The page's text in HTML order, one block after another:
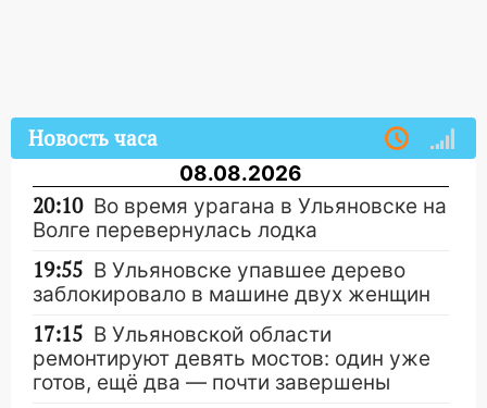
Новость часа
08.08.2026
20:10 Во время урагана в Ульяновске на
Волге перевернулась лодка
19:55 В Ульяновске упавшее дерево
заблокировало в машине двух женщин
17:15 В Ульяновской области
ремонтируют девять мостов: один уже
готов, ещё два — почти завершены